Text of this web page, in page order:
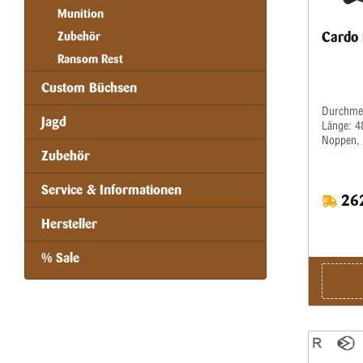
Munition
Zubehör
Ransom Rest
Custom Büchsen
Jagd
Zubehör
Service & Informationen
Hersteller
% Sale
Cardo
Länge:
eine